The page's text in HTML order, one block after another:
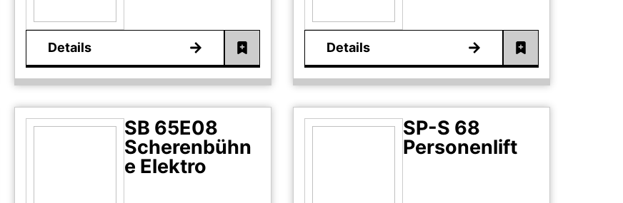
Details Details
SB 65E08
Scherenbühn
e Elektro
SP-S 68
Personenlift